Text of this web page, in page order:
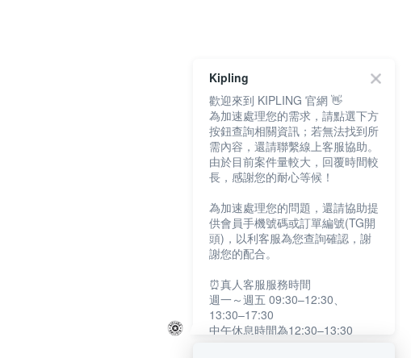
Kipling
歡迎來到 KIPLING 官網 👋
為加速處理您的需求，請點選下方
按鈕查詢相關資訊；若無法找到所
需內容，還請聯繫線上客服協助。
由於目前案件量較大，回覆時間較
長，感謝您的耐心等候！
為加速處理您的問題，還請協助提
供會員手機號碼或訂單編號(TG開
頭)，以利客服為您查詢確認，謝
謝您的配合。
⏰真人客服服務時間
週一～週五 09:30–12:30、
13:30–17:30
中午休息時間為12:30–13:30